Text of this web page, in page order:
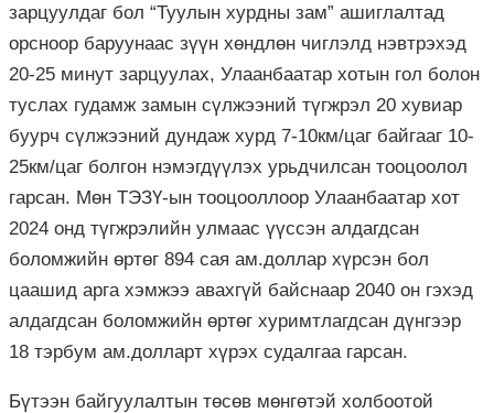
зарцуулдаг бол “Туулын хурдны зам” ашиглалтад
орсноор баруунаас зүүн хөндлөн чиглэлд нэвтрэхэд
20-25 минут зарцуулах, Улаанбаатар хотын гол болон
туслах гудамж замын сүлжээний түгжрэл 20 хувиар
буурч сүлжээний дундаж хурд 7-10км/цаг байгааг 10-
25км/цаг болгон нэмэгдүүлэх урьдчилсан тооцоолол
гарсан. Мөн ТЭЗҮ-ын тооцооллоор Улаанбаатар хот
2024 онд түгжрэлийн улмаас үүссэн алдагдсан
боломжийн өртөг 894 сая ам.доллар хүрсэн бол
цаашид арга хэмжээ авахгүй байснаар 2040 он гэхэд
алдагдсан боломжийн өртөг хуримтлагдсан дүнгээр
18 тэрбум ам.долларт хүрэх судалгаа гарсан.
Бүтээн байгуулалтын төсөв мөнгөтэй холбоотой